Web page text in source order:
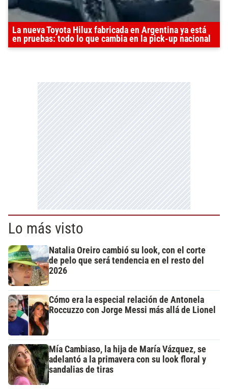
La nueva Toyota Hilux fabricada en Argentina ya está
en pruebas: todo lo que cambia en la pick-up nacional
Lo más visto
Natalia Oreiro cambió su look, con el corte
de pelo que será tendencia en el resto del
2026
Cómo era la especial relación de Antonela
Roccuzzo con Jorge Messi más allá de Lionel
Mía Cambiaso, la hija de María Vázquez, se
adelantó a la primavera con su look floral y
sandalias de tiras